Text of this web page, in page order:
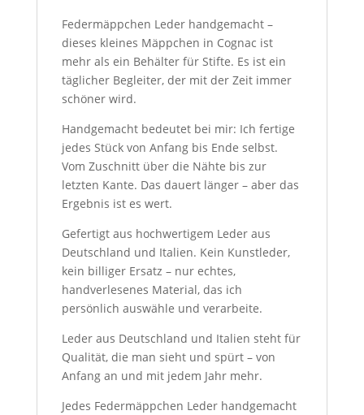
Federmäppchen Leder handgemacht –
dieses kleines Mäppchen in Cognac ist
mehr als ein Behälter für Stifte. Es ist ein
täglicher Begleiter, der mit der Zeit immer
schöner wird.
Handgemacht bedeutet bei mir: Ich fertige
jedes Stück von Anfang bis Ende selbst.
Vom Zuschnitt über die Nähte bis zur
letzten Kante. Das dauert länger – aber das
Ergebnis ist es wert.
Gefertigt aus hochwertigem Leder aus
Deutschland und Italien. Kein Kunstleder,
kein billiger Ersatz – nur echtes,
handverlesenes Material, das ich
persönlich auswähle und verarbeite.
Leder aus Deutschland und Italien steht für
Qualität, die man sieht und spürt – von
Anfang an und mit jedem Jahr mehr.
Jedes Federmäppchen Leder handgemacht